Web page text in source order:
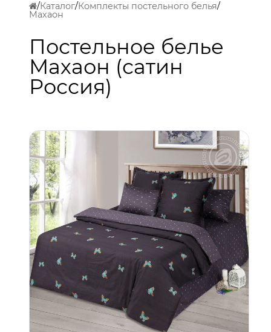
Каталог Комплекты постельного белья
Махаон
Постельное белье
Махаон (сатин
Россия)